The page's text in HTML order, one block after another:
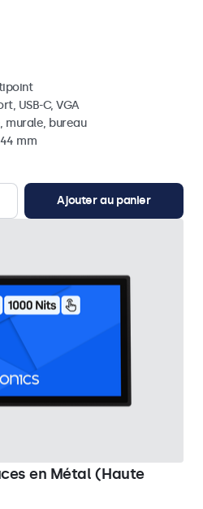
USB-C, VGA
murale, bureau
mm
Ajouter au panier
en Métal (Haute